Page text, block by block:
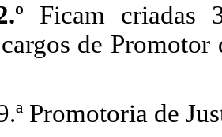
Ficam criadas
de
Promotoria de